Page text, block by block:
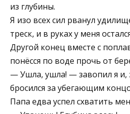
из глубины.
Я изо всех сил рванул
треск, и в руках у меня
Другой конец вместе с
понёсся по воде прочь от
— Ушла, ушла! — завопил я и,
бросился за убегающим
Папа едва успел схватить